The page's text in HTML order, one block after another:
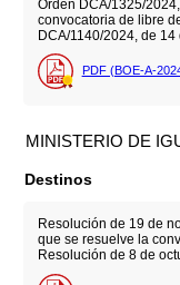
Orden DCA/1325/
convocatoria de libre
DCA/1140/2024, de 14
PDF (BOE-A-
MINISTERIO DE
Destinos
Resolución de 19 de
que se resuelve la
Resolución de 8 de